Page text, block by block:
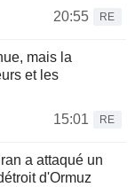
20:55
RE
mais la
et les
15:01
RE
a attaqué un
d'Ormuz